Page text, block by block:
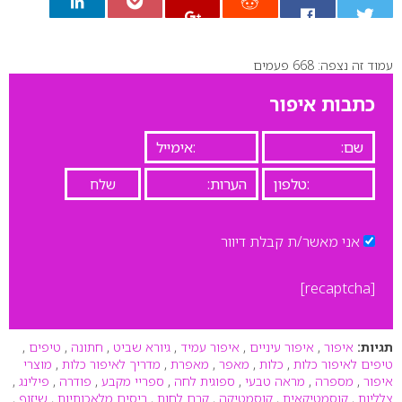
0
עמוד זה נצפה: 668 פעמים
כתבות איפור
אני מאשר/ת קבלת דיוור
[recaptcha]
תגיות: איפור , איפור עיניים , איפור עמיד , גיורא שביט , חתונה , טיפים ,
טיפים לאיפור כלות , כלות , מאפר , מאפרת , מדריך לאיפור כלות , מוצרי
איפור , מספרה , מראה טבעי , ספוגית לחה , ספריי מקבע , פודרה , פילינג ,
צלליות , קוסמטיקאית , קוסמטיקה , קרם לחות , ריסים מלאכותיות , שיזוף ,